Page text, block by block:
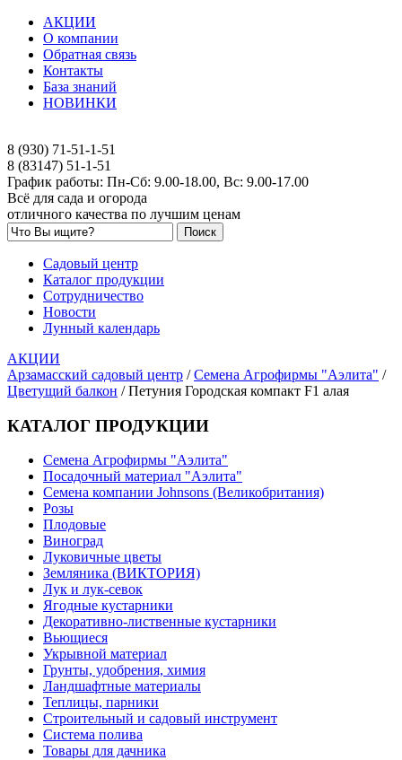
АКЦИИ
О компании
Обратная связь
Контакты
База знаний
НОВИНКИ
8 (930) 71-51-1-51
8 (83147) 51-1-51
График работы: Пн-Сб: 9.00-18.00, Вс: 9.00-17.00
Всё для сада и огорода
отличного качества по лучшим ценам
Садовый центр
Каталог продукции
Сотрудничество
Новости
Лунный календарь
АКЦИИ
Арзамасский садовый центр /Семена Агрофирмы "Аэлита" /
Цветущий балкон /Петуния Городская компакт F1 алая
КАТАЛОГ ПРОДУКЦИИ
Семена Агрофирмы "Аэлита"
Посадочный материал "Аэлита"
Семена компании Johnsons (Великобритания)
Розы
Плодовые
Виноград
Луковичные цветы
Земляника (ВИКТОРИЯ)
Лук и лук-севок
Ягодные кустарники
Декоративно-лиственные кустарники
Вьющиеся
Укрывной материал
Грунты, удобрения, химия
Ландшафтные материалы
Теплицы, парники
Строительный и садовый инструмент
Система полива
Товары для дачника